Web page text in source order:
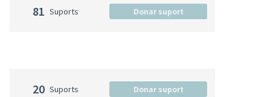
81 Suports Donar suport
20 Suports Donar suport